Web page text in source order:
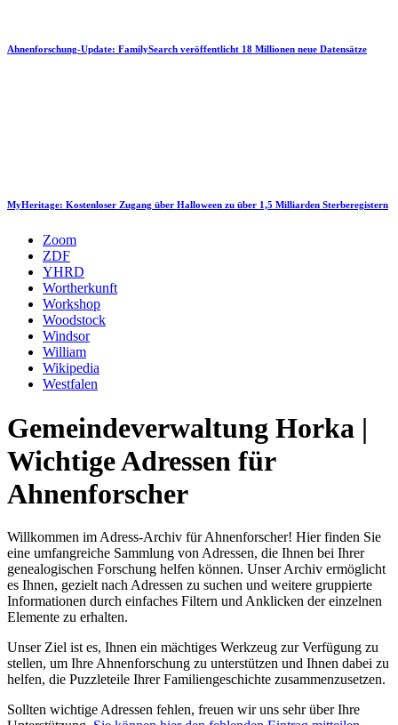
Ahnenforschung-Update: FamilySearch veröffentlicht 18 Millionen neue Datensätze
MyHeritage: Kostenloser Zugang über Halloween zu über 1,5 Milliarden Sterberegistern
Zoom
ZDF
YHRD
Wortherkunft
Workshop
Woodstock
Windsor
William
Wikipedia
Westfalen
Gemeindeverwaltung Horka |
Wichtige Adressen für
Ahnenforscher
Willkommen im Adress-Archiv für Ahnenforscher! Hier finden Sie
eine umfangreiche Sammlung von Adressen, die Ihnen bei Ihrer
genealogischen Forschung helfen können. Unser Archiv ermöglicht
es Ihnen, gezielt nach Adressen zu suchen und weitere gruppierte
Informationen durch einfaches Filtern und Anklicken der einzelnen
Elemente zu erhalten.
Unser Ziel ist es, Ihnen ein mächtiges Werkzeug zur Verfügung zu
stellen, um Ihre Ahnenforschung zu unterstützen und Ihnen dabei zu
helfen, die Puzzleteile Ihrer Familiengeschichte zusammenzusetzen.
Sollten wichtige Adressen fehlen, freuen wir uns sehr über Ihre